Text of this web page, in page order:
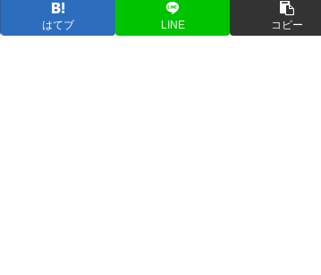
はてブ LINE コピー